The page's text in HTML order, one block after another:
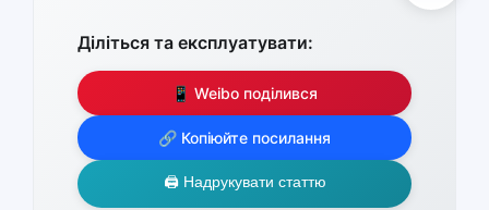
Діліться та експлуатувати:
📱 Weibo поділився
🔗 Копіюйте посилання
🖨️ Надрукувати статтю